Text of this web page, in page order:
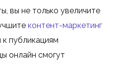
вы не только увеличите
контент-маркетинг
публикациям
онлайн смогут